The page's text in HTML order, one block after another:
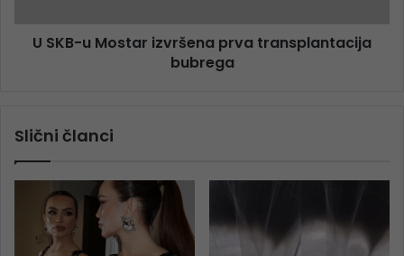
U SKB-u Mostar izvršena prva transplantacija
bubrega
Slični članci